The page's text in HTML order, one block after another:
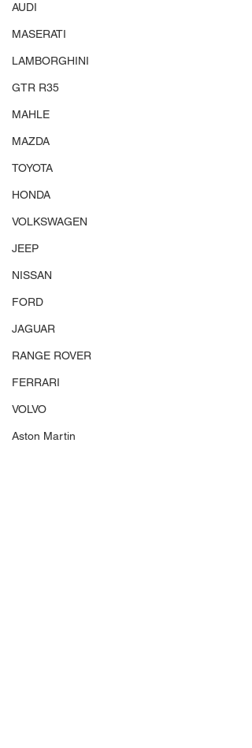
AUDI
MASERATI
LAMBORGHINI
GTR R35
MAHLE
MAZDA
TOYOTA
HONDA
VOLKSWAGEN
JEEP
NISSAN
FORD
JAGUAR
RANGE ROVER
FERRARI
VOLVO
Aston Martin